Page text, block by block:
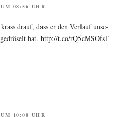
08:56 UHR
drauf, dass er den Ver­lauf unse­
hat. http://t.co/rQ5cMSOfsT
10:00 UHR